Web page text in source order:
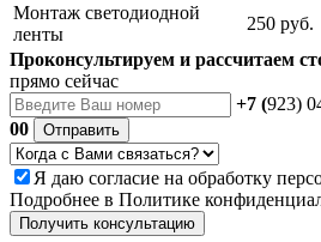
Монтаж светодиодной
ленты
250 руб.
Проконсультируем и рассчитаем
прямо сейчас
+7 (923)
00
Отправить
Я даю согласие на обработку
Подробнее в Политике
Получить консультацию